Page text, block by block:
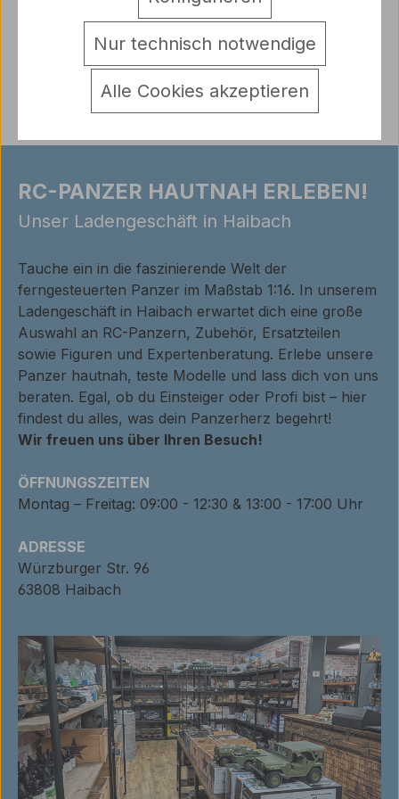
Bewertungen
RC-PANZER HAUTNAH ERLEBEN!
Unser Ladengeschäft in Haibach
Tauche ein in die faszinierende Welt der
ferngesteuerten Panzer im Maßstab 1:16. In unserem
Ladengeschäft in Haibach erwartet dich eine große
Auswahl an RC-Panzern, Zubehör, Ersatzteilen
sowie Figuren und Expertenberatung. Erlebe unsere
Panzer hautnah, teste Modelle und lass dich von uns
beraten. Egal, ob du Einsteiger oder Profi bist – hier
findest du alles, was dein Panzerherz begehrt!
Wir freuen uns über Ihren Besuch!
ÖFFNUNGSZEITEN
Montag – Freitag: 09:00 - 12:30 & 13:00 - 17:00 Uhr
ADRESSE
Würzburger Str. 96
63808 Haibach
Nur technisch notwendige
Alle Cookies akzeptieren